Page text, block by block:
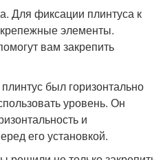
Для фиксации плинтуса к
элементы.
вам закрепить
был горизонтально
уровень. Он
и
его установкой.